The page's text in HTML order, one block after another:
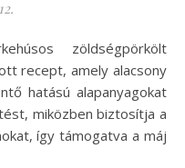
recept, amely alacsony
hatású alapanyagokat
miközben biztosítja a
így támogatva a máj